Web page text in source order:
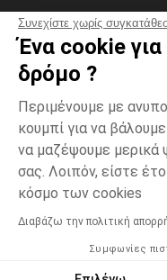
Συνεχίστε χωρίς
Ένα cookie για
δρόμο ?
Περιμένουμε με
κουμπί για να
να μαζέψουμε μερικά
σας. Λοιπόν, είστε
κόσμο των cookies
Διαβάζω την πολιτική
Συμφωνίες
Διαφανές
H Orchestra συμμετέχει
μεσολάβησης της